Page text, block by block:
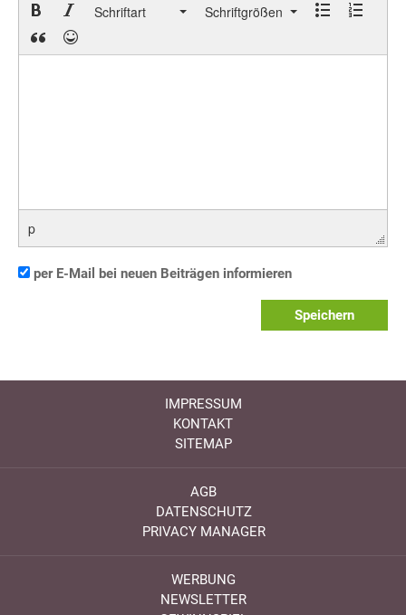
Schriftart Schriftgrößen
p
per E-Mail bei neuen Beiträgen informieren
Speichern
IMPRESSUM
KONTAKT
SITEMAP
AGB
DATENSCHUTZ
PRIVACY MANAGER
WERBUNG
NEWSLETTER